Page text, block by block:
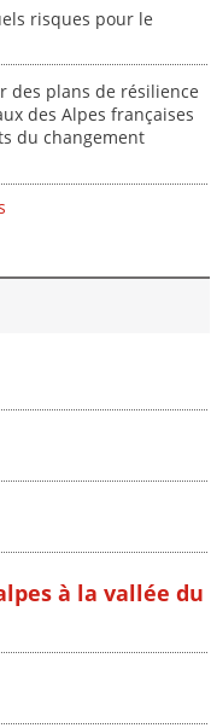
risques pour le
des plans de résilience
des Alpes françaises
du changement
à la vallée du